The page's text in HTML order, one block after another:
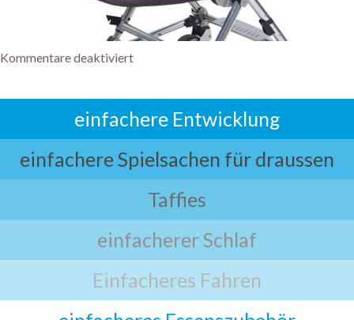
Kommentare deaktiviert
einfachere Entwicklung
einfachere Spielsachen für draussen
Taffies
einfacherer Schlaf
Einfacheres Fahren